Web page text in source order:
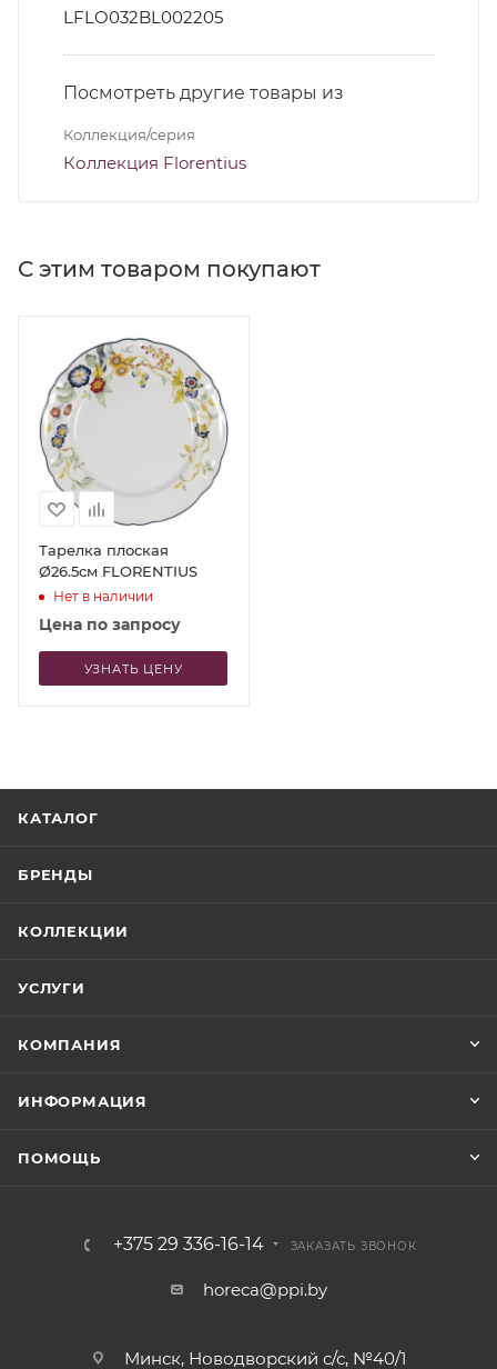
LFLO032BL002205
Посмотреть другие товары из
Коллекция/серия
Коллекция Florentius
С этим товаром покупают
Тарелка плоская
Ø26.5см FLORENTIUS
Нет в наличии
Цена по запросу
УЗНАТЬ ЦЕНУ
КАТАЛОГ
БРЕНДЫ
КОЛЛЕКЦИИ
УСЛУГИ
КОМПАНИЯ
ИНФОРМАЦИЯ
ПОМОЩЬ
+375 29 336-16-14 ЗАКАЗАТЬ ЗВОНОК
horeca@ppi.by
Минск, Новодворский с/с, №40/1